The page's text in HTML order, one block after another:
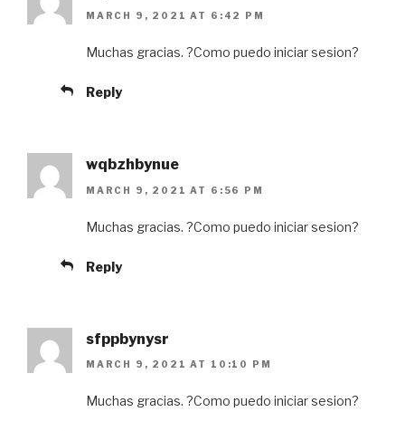
MARCH 9, 2021 AT 6:42 PM
Muchas gracias. ?Como puedo iniciar sesion?
Reply
wqbzhbynue
MARCH 9, 2021 AT 6:56 PM
Muchas gracias. ?Como puedo iniciar sesion?
Reply
sfppbynysr
MARCH 9, 2021 AT 10:10 PM
Muchas gracias. ?Como puedo iniciar sesion?